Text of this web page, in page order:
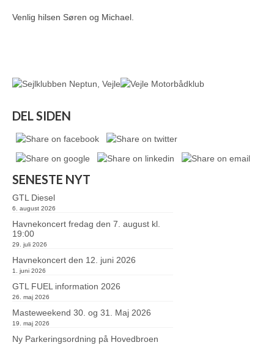
Venlig hilsen Søren og Michael.
DEL SIDEN
SENESTE NYT
GTL Diesel
6. august 2026
Havnekoncert fredag den 7. august kl.
19:00
29. juli 2026
Havnekoncert den 12. juni 2026
1. juni 2026
GTL FUEL information 2026
26. maj 2026
Masteweekend 30. og 31. Maj 2026
19. maj 2026
Ny Parkeringsordning på Hovedbroen